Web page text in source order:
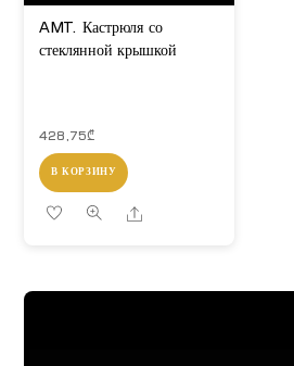
AMT. Кастрюля со
стеклянной крышкой
428,75₾
В КОРЗИНУ
Share